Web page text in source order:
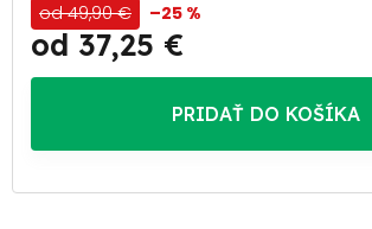
od 49,90 € –25 %
od 37,25 €
Jednotková
PRIDAŤ DO KOŠÍKA